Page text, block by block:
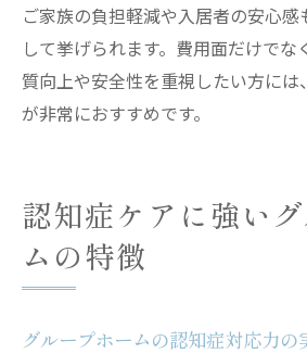
ご家族の負担軽減や入居者の安心感
して挙げられます。費用面だけでな
質向上や安全性を重視したい方に
が非常におすすめです。
認知症ケアに強い
ムの特徴
グループホームの認知症対応力の